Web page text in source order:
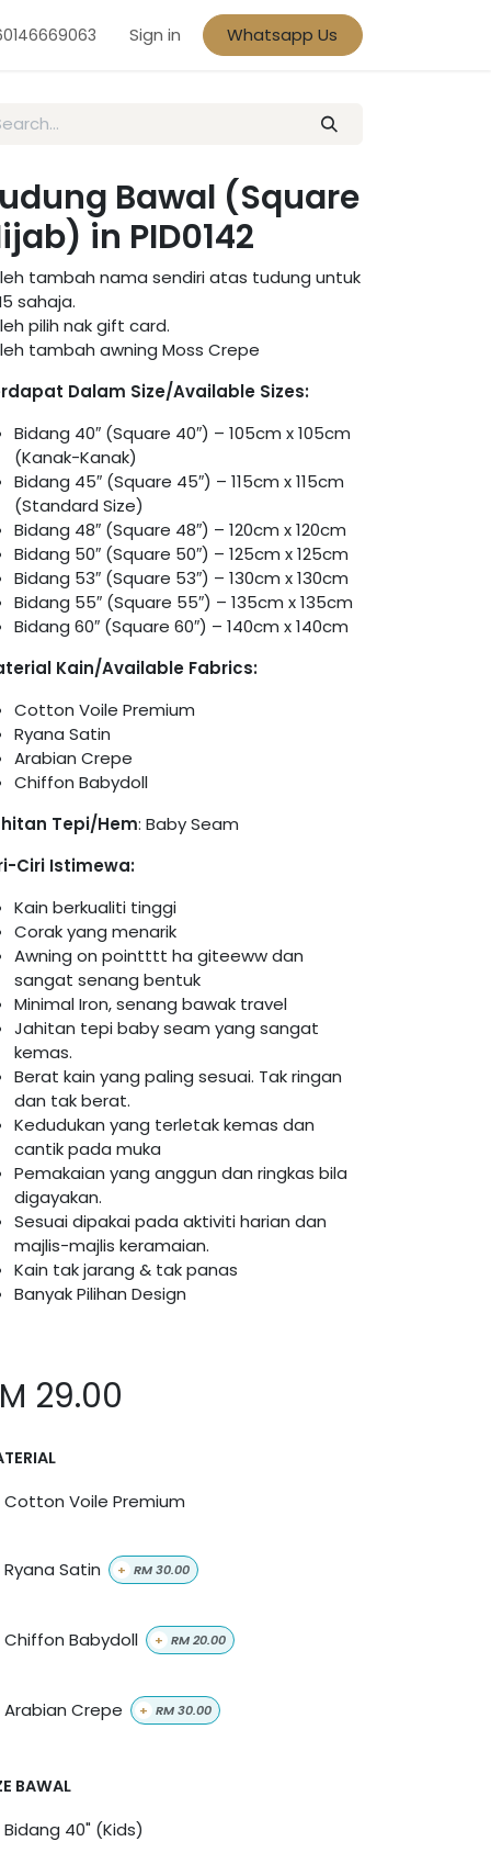
Sign in Whatsapp Us
Bawal (Square
in PID0142
tambah nama sendiri atas tudung untuk
sahaja.
pilih nak gift card.
tambah awning Moss Crepe
Dalam Size/Available Sizes:
Bidang 40″ (Square 40″) – 105cm x 105cm
(Kanak-Kanak)
Bidang 45″ (Square 45″) – 115cm x 115cm
(Standard Size)
Bidang 48″ (Square 48″) – 120cm x 120cm
Bidang 50″ (Square 50″) – 125cm x 125cm
Bidang 53″ (Square 53″) – 130cm x 130cm
Bidang 55″ (Square 55″) – 135cm x 135cm
Bidang 60″ (Square 60″) – 140cm x 140cm
Kain/Available Fabrics:
Cotton Voile Premium
Ryana Satin
Arabian Crepe
Chiffon Babydoll
Tepi/Hem: Baby Seam
Ciri Istimewa:
Kain berkualiti tinggi
Corak yang menarik
Awning on pointttt ha giteeww dan
sangat senang bentuk
Minimal Iron, senang bawak travel
Jahitan tepi baby seam yang sangat
kemas.
Berat kain yang paling sesuai. Tak ringan
dan tak berat.
Kedudukan yang terletak kemas dan
cantik pada muka
Pemakaian yang anggun dan ringkas bila
digayakan.
Sesuai dipakai pada aktiviti harian dan
majlis-majlis keramaian.
Kain tak jarang & tak panas
Banyak Pilihan Design
29.00
Cotton Voile Premium
Ryana Satin + RM30.00
Chiffon Babydoll + RM20.00
Arabian Crepe + RM30.00
BAWAL
Bidang 40" (Kids)